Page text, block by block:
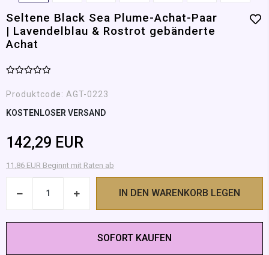
Seltene Black Sea Plume-Achat-Paar
| Lavendelblau & Rostrot gebänderte
Achat
Produktcode: AGT-0223
KOSTENLOSER VERSAND
142,29 EUR
11,86 EUR Beginnt mit Raten ab
IN DEN WARENKORB LEGEN
SOFORT KAUFEN